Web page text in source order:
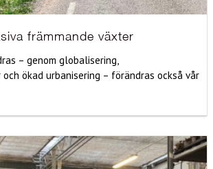
främmande växter
– genom globalisering,
ökad urbanisering – förändras också vår